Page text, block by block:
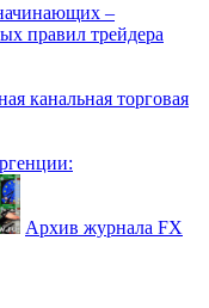
–
правил трейдера
канальная торговая
Архив журнала FX